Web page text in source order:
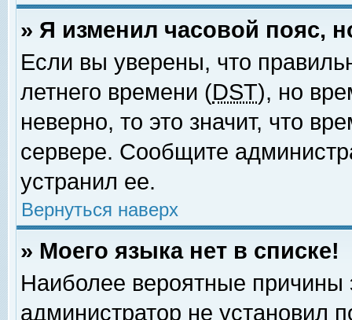
» Я изменил часовой пояс,
Если вы уверены, что
летнего времени (DST), но
неверно, то это значит, что
сервере. Сообщите
устранил ее.
Вернуться наверх
» Моего языка нет в списке!
Наиболее вероятные причины
администратор не установил